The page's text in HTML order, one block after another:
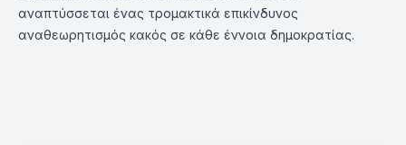
αναπτύσσεται ένας τρομακτικά επικίνδυνος
αναθεωρητισμός κακός σε κάθε έννοια δημοκρατίας.